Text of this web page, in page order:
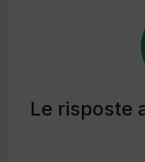
Le risposte